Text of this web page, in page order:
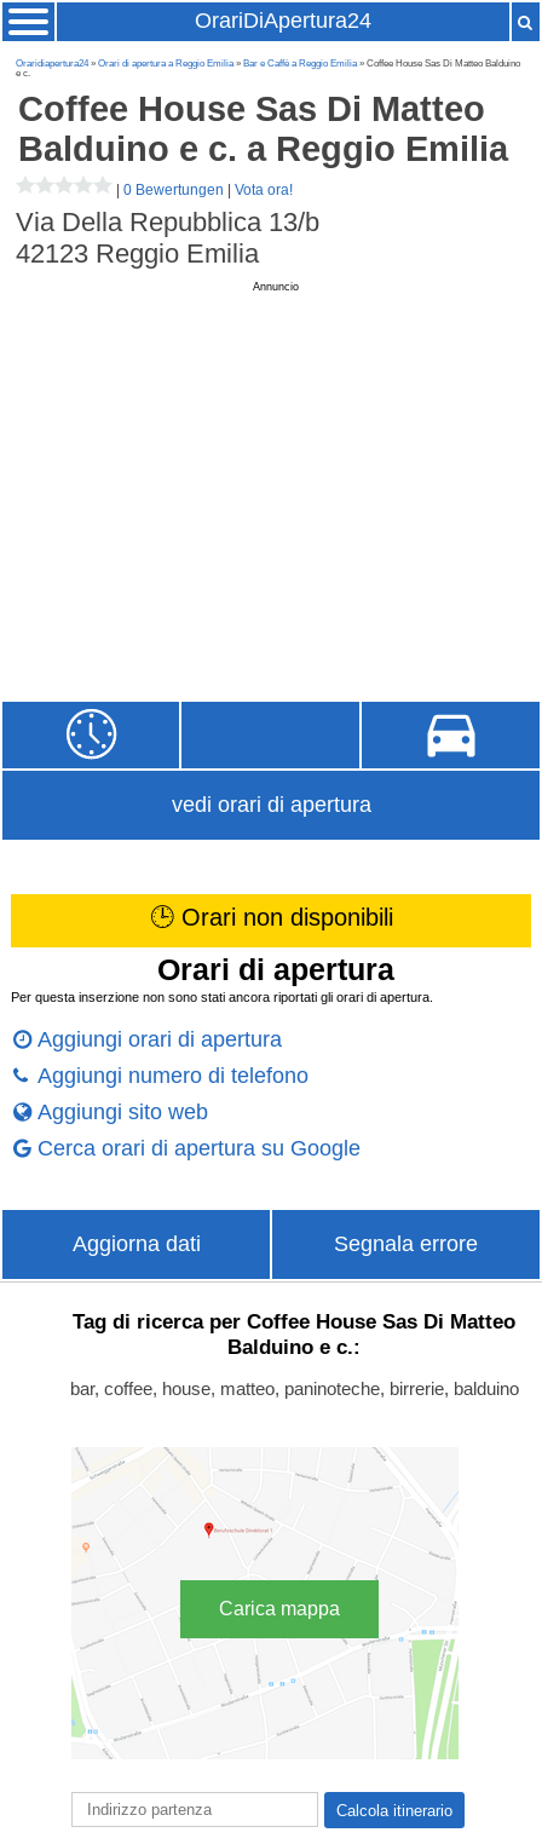
OrariDiApertura24
Oraridiapertura24»Orari di apertura a Reggio Emilia» Bar e Caffè a Reggio Emilia» Coffee House Sas Di Matteo Balduino
e c.
Coffee House Sas Di Matteo
Balduino e c. a Reggio Emilia
|0 Bewertungen |Vota ora!
Via Della Repubblica 13/b
42123 Reggio Emilia
Annuncio
vedi orari di apertura
🕒 Orari non disponibili
Orari di apertura
Per questa inserzione non sono stati ancora riportati gli orari di apertura.
Aggiungi orari di apertura
Aggiungi numero di telefono
Aggiungi sito web
Cerca orari di apertura su Google
Aggiorna dati Segnala errore
Tag di ricerca per Coffee House Sas Di Matteo
Balduino e c.:
bar, coffee, house, matteo, paninoteche, birrerie, balduino
Carica mappa